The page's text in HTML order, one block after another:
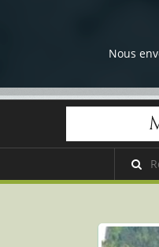
Nous